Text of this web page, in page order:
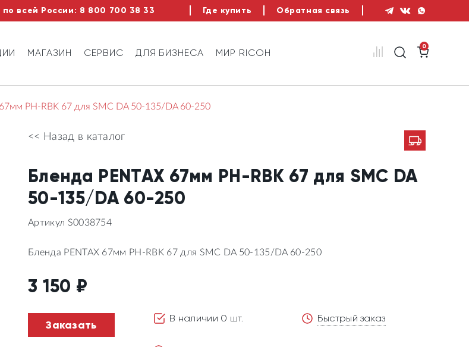
всей России: 8 800 700 38 33 Где купить Обратная связь
МАГАЗИН СЕРВИС ДЛЯ БИЗНЕСА МИР RICOH
0
PH-RBK 67 для SMC DA 50-135/DA 60-250
<< Назад в каталог
Бленда PENTAX 67мм PH-RBK 67 для SMC DA
50-135/DA 60-250
Артикул S0038754
Бленда PENTAX 67мм PH-RBK 67 для SMC DA 50-135/DA 60-250
3 150 ₽
Заказать
В наличии 0 шт. Быстрый заказ